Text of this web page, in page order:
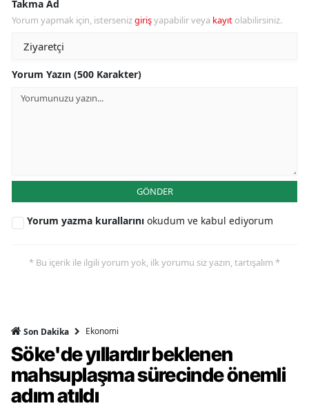
Takma Ad
Yorum yapmak için, istersenizgirişyapabilir veya kayıt olabilirsiniz.
Yorum Yazın (500 Karakter)
GÖNDER
Yorum yazma kurallarını okudum ve kabul ediyorum
* Bu içerik ile ilgili yorum yok, ilk yorumu siz yazın, tartışalım *
Son Dakika Ekonomi
Söke'de yıllardır beklenen
mahsuplaşma sürecinde önemli
adım atıldı